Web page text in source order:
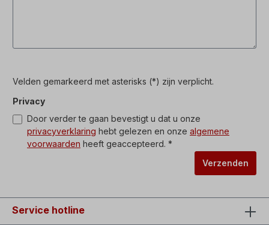
Velden gemarkeerd met asterisks (*) zijn verplicht.
Privacy
Door verder te gaan bevestigt u dat u onze
privacyverklaring hebt gelezen en onze algemene
voorwaarden
heeft geaccepteerd. *
Verzenden
Service hotline